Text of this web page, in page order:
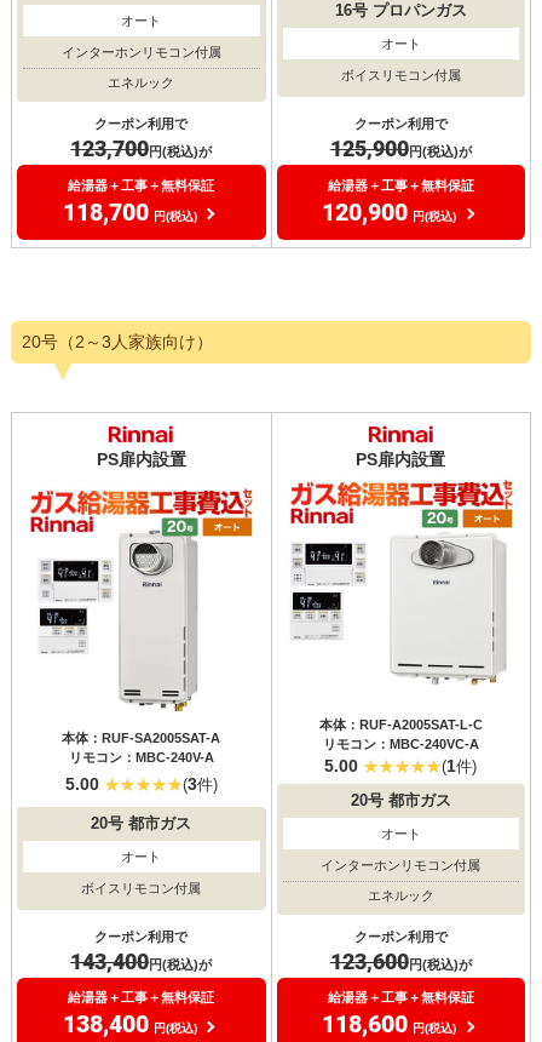
オート
インターホンリモコン付属
エネルック
クーポン利用で
123,700円(税込)が
給湯器＋工事＋無料保証
118,700 円(税込)
16号プロパンガス
オート
ボイスリモコン付属
クーポン利用で
125,900円(税込)が
給湯器＋工事＋無料保証
120,900 円(税込)
20号（2～3人家族向け）
PS扉内設置
本体：RUF-SA2005SAT-A
リモコン：MBC-240V-A
5.00 (3件)
20号 都市ガス
オート
ボイスリモコン付属
クーポン利用で
143,400円(税込)が
給湯器＋工事＋無料保証
138,400 円(税込)
PS扉内設置
本体：RUF-A2005SAT-L-C
リモコン：MBC-240VC-A
5.00 (1件)
20号都市ガス
オート
インターホンリモコン付属
エネルック
クーポン利用で
123,600円(税込)が
給湯器＋工事＋無料保証
118,600 円(税込)